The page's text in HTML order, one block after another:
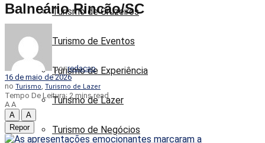
Turismo de Cruzeiros
Turismo de Eventos
Turismo de Experiência
Turismo de Lazer
Turismo de Negócios
Balneário Rincão/SC
por redacao
16 de maio de 2026
no Turismo Turismo de Lazer
Tempo De Leitura: 2 mins read
A A
A
A
Repor